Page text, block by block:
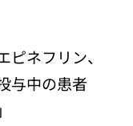
ピネフリン、
与中の患者